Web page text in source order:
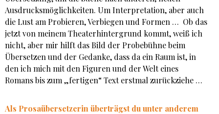
Ausdrucksmöglichkeiten. Um Interpretation, aber auch
die Lust am Probieren, Verbiegen und Formen … Ob das
jetzt von meinem Theaterhintergrund kommt, weiß ich
nicht, aber mir hilft das Bild der Probebühne beim
Übersetzen und der Gedanke, dass da ein Raum ist, in
den ich mich mit den Figuren und der Welt eines
Romans bis zum „fertigen“ Text erstmal zurückziehe …
Als Prosaübersetzerin überträgst du unter anderem